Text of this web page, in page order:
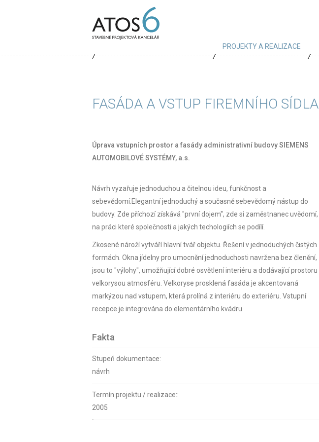
6
PROJEKTY A REALIZACE
ARCHÍV
FASÁDA A VSTUP FIREMNÍHO SÍDLA
Úprava vstupních prostor a fasády administrativní budovy SIEMENS
AUTOMOBILOVÉ SYSTÉMY, a.s.
Návrh vyzařuje jednoduchou a čitelnou ideu, funkčnost a
sebevědomí.Elegantní jednoduchý a současně sebevědomý nástup do
budovy. Zde příchozí získává "první dojem", zde si zaměstnanec uvědomí,
na práci které společnosti a jakých techologiích se podílí.
Zkosené nároží vytváří hlavní tvář objektu. Řešení v jednoduchých čistých
formách. Okna jídelny pro umocnění jednoduchosti navržena bez členění,
jsou to "výlohy", umožňující dobré osvětlení interiéru a dodávající prostoru
velkorysou atmosféru. Velkoryse prosklená fasáda je akcentovaná
markýzou nad vstupem, která prolíná z interiéru do exteriéru. Vstupní
recepce je integrována do elementárního kvádru.
Fakta
Stupeň dokumentace:
návrh
Termín projektu / realizace::
2005